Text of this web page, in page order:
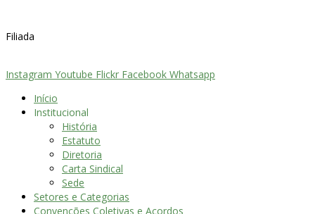
Filiada
Instagram Youtube Flickr Facebook Whatsapp
Início
Institucional
História
Estatuto
Diretoria
Carta Sindical
Sede
Setores e Categorias
Convenções Coletivas e Acordos